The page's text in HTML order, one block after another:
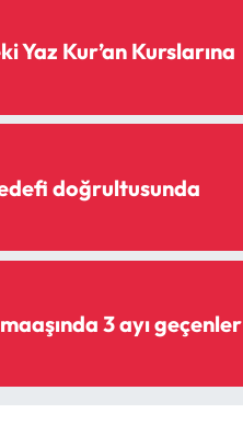
Yaz Kur’an Kurslarına
doğrultusunda
3 ayı geçenler